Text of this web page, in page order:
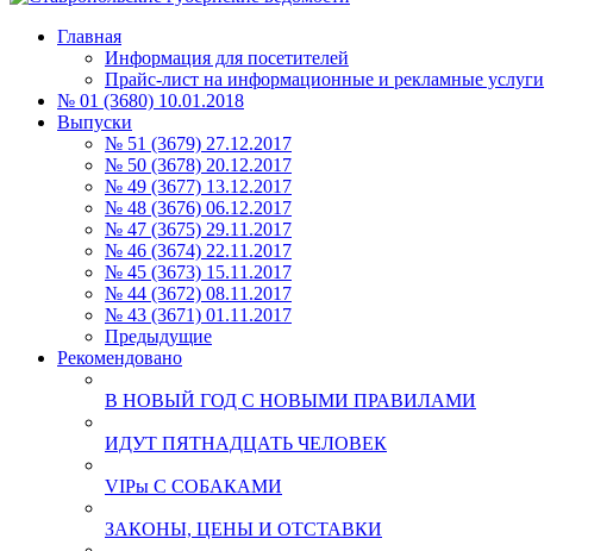
Главная
Информация для посетителей
Прайс-лист на информационные и рекламные услуги
№ 01 (3680) 10.01.2018
Выпуски
№ 51 (3679) 27.12.2017
№ 50 (3678) 20.12.2017
№ 49 (3677) 13.12.2017
№ 48 (3676) 06.12.2017
№ 47 (3675) 29.11.2017
№ 46 (3674) 22.11.2017
№ 45 (3673) 15.11.2017
№ 44 (3672) 08.11.2017
№ 43 (3671) 01.11.2017
Предыдущие
Рекомендовано
В НОВЫЙ ГОД С НОВЫМИ ПРАВИЛАМИ
ИДУТ ПЯТНАДЦАТЬ ЧЕЛОВЕК
VIPы С СОБАКАМИ
ЗАКОНЫ, ЦЕНЫ И ОТСТАВКИ